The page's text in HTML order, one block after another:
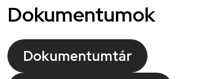
Dokumentumok
Dokumentumtár